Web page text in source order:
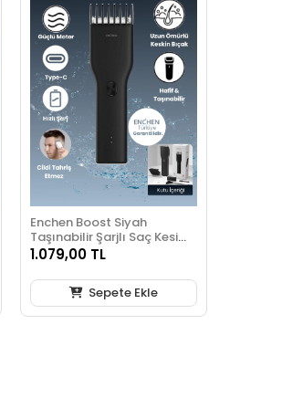
Enchen Boost Siyah
Taşınabilir Şarjlı Saç Kesim
Seti
1.079,00 TL
Sepete Ekle